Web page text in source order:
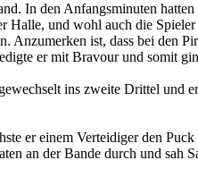
In den Anfangsminuten
und wohl auch die Spieler
Anzumerken ist, dass bei den
er mit Bravour und somit
ins zweite Drittel und
er einem Verteidiger den
an der Bande durch und sah